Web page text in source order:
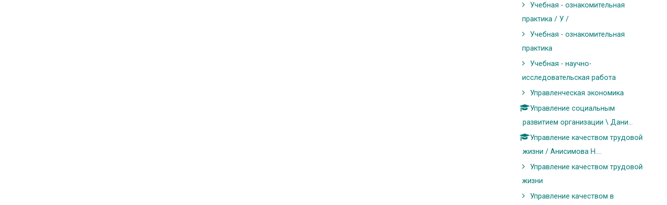
Учебная - ознакомительная
практика / У /
Учебная - ознакомительная
практика
Учебная - научно-
исследовательская работа
Управленческая экономика
Управление социальным
развитием организации \ Дани...
Управление качеством трудовой
жизни / Анисимова Н....
Управление качеством трудовой
жизни
Управление качеством в